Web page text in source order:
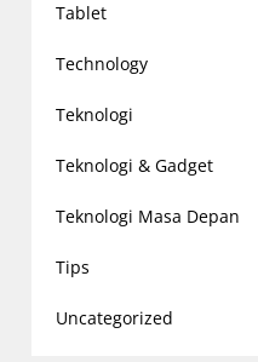
Tablet
Technology
Teknologi
Teknologi & Gadget
Teknologi Masa Depan
Tips
Uncategorized